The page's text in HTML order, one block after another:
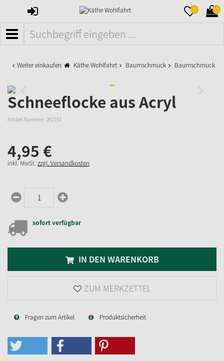
ANMELDEN 0 0
MENÜ
Weiter einkaufen Käthe Wohlfahrt Baumschmuck Baumschmuck
Schneeflocke aus Acryl
Artikel-Nummer: 262151
4,95 €
inkl. MwSt. zzgl. Versandkosten
sofort verfügbar
IN DEN WARENKORB
ZUM MERKZETTEL
Fragen zum Artikel Produktsicherheit